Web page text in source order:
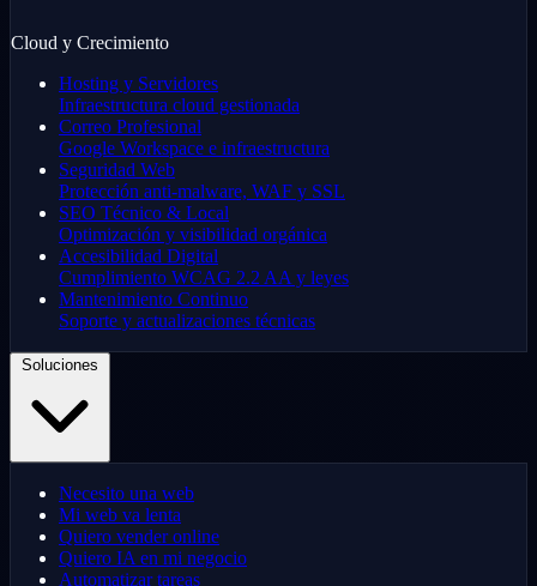
Cloud y Crecimiento
Hosting y Servidores
Infraestructura cloud gestionada
Correo Profesional
Google Workspace e infraestructura
Seguridad Web
Protección anti-malware, WAF y SSL
SEO Técnico & Local
Optimización y visibilidad orgánica
Accesibilidad Digital
Cumplimiento WCAG 2.2 AA y leyes
Mantenimiento Continuo
Soporte y actualizaciones técnicas
Necesito una web
Mi web va lenta
Quiero vender online
Quiero IA en mi negocio
Automatizar tareas